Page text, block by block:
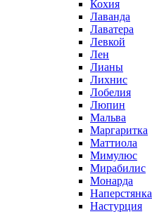
Кохия
Лаванда
Лаватера
Левкой
Лен
Лианы
Лихнис
Лобелия
Люпин
Мальва
Маргаритка
Маттиола
Мимулюс
Мирабилис
Монарда
Наперстянка
Настурция